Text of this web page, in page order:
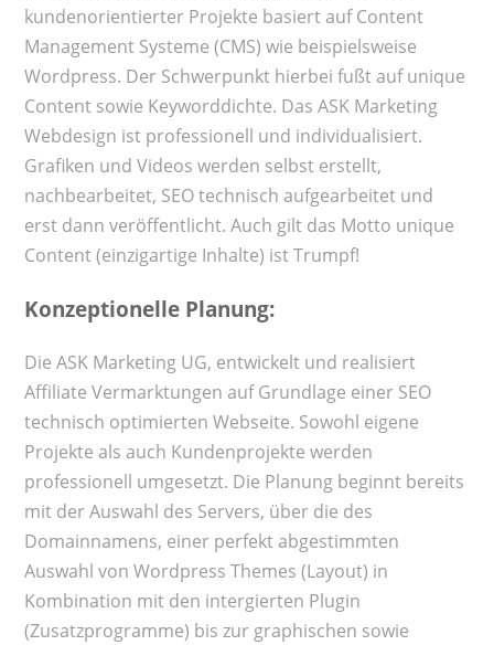
kundenorientierter Projekte basiert auf Content
Management Systeme (CMS) wie beispielsweise
Wordpress. Der Schwerpunkt hierbei fußt auf unique
Content sowie Keyworddichte. Das ASK Marketing
Webdesign ist professionell und individualisiert.
Grafiken und Videos werden selbst erstellt,
nachbearbeitet, SEO technisch aufgearbeitet und
erst dann veröffentlicht. Auch gilt das Motto unique
Content (einzigartige Inhalte) ist Trumpf!
Konzeptionelle Planung:
Die ASK Marketing UG, entwickelt und realisiert
Affiliate Vermarktungen auf Grundlage einer SEO
technisch optimierten Webseite. Sowohl eigene
Projekte als auch Kundenprojekte werden
professionell umgesetzt. Die Planung beginnt bereits
mit der Auswahl des Servers, über die des
Domainnamens, einer perfekt abgestimmten
Auswahl von Wordpress Themes (Layout) in
Kombination mit den intergierten Plugin
(Zusatzprogramme) bis zur graphischen sowie